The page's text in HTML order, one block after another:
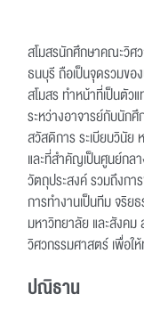
สโมสรนักศึกษาคณะวิศ
ธนบุรี ถือเป็นจุดรวมข
สโมสร ทำหน้าที่เป็นตั
ระหว่างอาจารย์กับนัก
สวัสดิการ ระเบียบวินัย
และที่สำคัญเป็นศูนย์กล
วัตถุประสงค์ รวมถึงก
การทำงานเป็นทีม จริย
มหาวิทยาลัย และสังค
วิศวกรรมศาสตร์ เพื่อ
ปณิธาน